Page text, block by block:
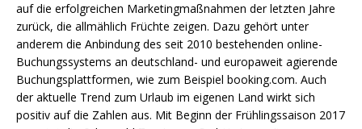
auf die erfolgreichen Marketingmaßnahmen der letzten Jahre
zurück, die allmählich Früchte zeigen. Dazu gehört unter
anderem die Anbindung des seit 2010 bestehenden online-
Buchungssystems an deutschland- und europaweit agierende
Buchungsplattformen, wie zum Beispiel booking.com. Auch
der aktuelle Trend zum Urlaub im eigenen Land wirkt sich
positiv auf die Zahlen aus. Mit Beginn der Frühlingssaison 2017